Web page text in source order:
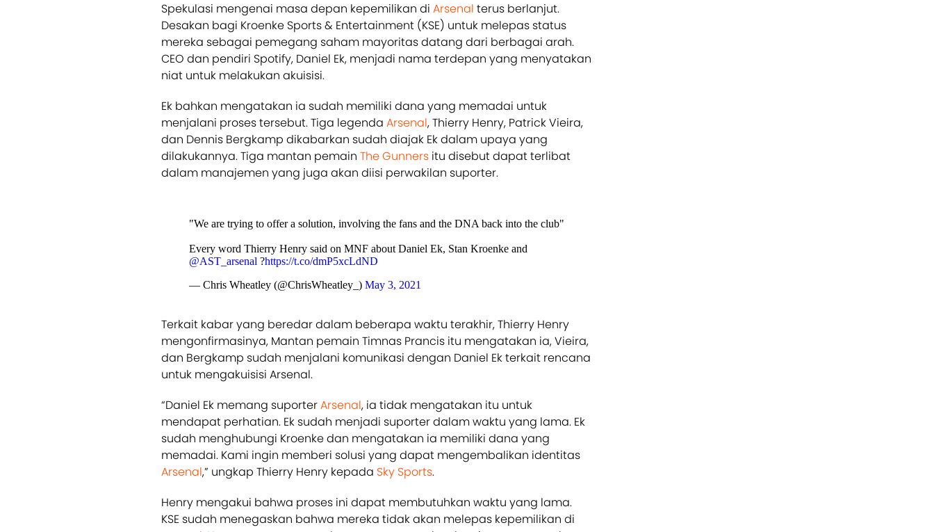
Spekulasi mengenai masa depan kepemilikan di Arsenal terus berlanjut.
Desakan bagi Kroenke Sports & Entertainment (KSE) untuk melepas status
mereka sebagai pemegang saham mayoritas datang dari berbagai arah.
CEO dan pendiri Spotify, Daniel Ek, menjadi nama terdepan yang menyatakan
niat untuk melakukan akuisisi.
Ek bahkan mengatakan ia sudah memiliki dana yang memadai untuk
menjalani proses tersebut. Tiga legenda Arsenal, Thierry Henry, Patrick Vieira,
dan Dennis Bergkamp dikabarkan sudah diajak Ek dalam upaya yang
dilakukannya. Tiga mantan pemain The Gunners itu disebut dapat terlibat
dalam manajemen yang juga akan diisi perwakilan suporter.
"We are trying to offer a solution, involving the fans and the DNA back into the club"
Every word Thierry Henry said on MNF about Daniel Ek, Stan Kroenke and
@AST_arsenal ?https://t.co/dmP5xcLdND
— Chris Wheatley (@ChrisWheatley_) May 3, 2021
Terkait kabar yang beredar dalam beberapa waktu terakhir, Thierry Henry
mengonfirmasinya, Mantan pemain Timnas Prancis itu mengatakan ia, Vieira,
dan Bergkamp sudah menjalani komunikasi dengan Daniel Ek terkait rencana
untuk mengakuisisi Arsenal.
“Daniel Ek memang suporterArsenal, ia tidak mengatakan itu untuk
mendapat perhatian. Ek sudah menjadi suporter dalam waktu yang lama. Ek
sudah menghubungi Kroenke dan mengatakan ia memiliki dana yang
memadai. Kami ingin memberi solusi yang dapat mengembalikan identitas
Arsenal,” ungkap Thierry Henry kepada Sky Sports.
Henry mengakui bahwa proses ini dapat membutuhkan waktu yang lama.
KSE sudah menegaskan bahwa mereka tidak akan melepas kepemilikan di